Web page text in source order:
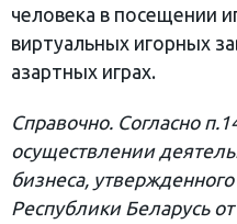
человека в посещении
виртуальных игорных
азартных играх.
Справочно. Согласно
осуществлении
бизнеса,
Республики Беларусь